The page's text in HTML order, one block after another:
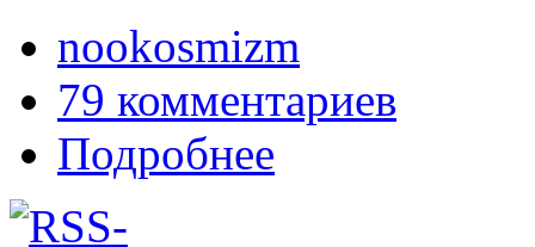
nookosmizm
79 комментариев
Подробнее